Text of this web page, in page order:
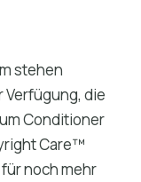
stehen
die
Conditioner
Care™
noch mehr